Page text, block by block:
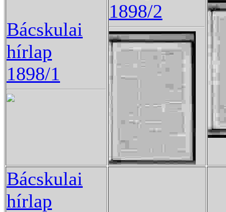
Bácskulai
hírlap
1898/1
1898/2
Bácskulai
hírlap